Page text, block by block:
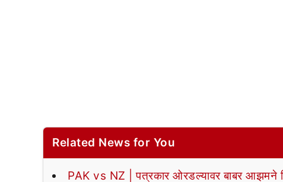
Related News for You
PAK vs NZ | पत्रकार ओरडल्यावर बाबर आझमने